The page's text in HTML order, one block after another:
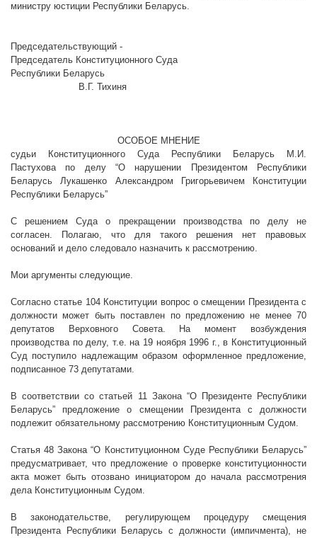
министру юстиции Республики Беларусь.
Председательствующий -
Председатель Конституционного Суда
Республики Беларусь
В.Г. Тихиня
ОСОБОЕ МНЕНИЕ
судьи Конституционного Суда Республики Беларусь М.И.
Пастухова по делу “О нарушении Президентом Республики
Беларусь Лукашенко Александром Григорьевичем Конституции
Республики Беларусь”
С решением Суда о прекращении производства по делу не
согласен. Полагаю, что для такого решения нет правовых
оснований и дело следовало назначить к рассмотрению.
Мои аргументы следующие.
Согласно статье 104 Конституции вопрос о смещении Президента с
должности может быть поставлен по предложению не менее 70
депутатов Верховного Совета. На момент возбуждения
производства по делу, т.е. на 19 ноября 1996 г., в Конституционный
Суд поступило надлежащим образом оформленное предложение,
подписанное 73 депутатами.
В соответствии со статьей 11 Закона “О Президенте Республики
Беларусь” предложение о смещении Президента с должности
подлежит обязательному рассмотрению Конституционным Судом.
Статья 48 Закона “О Конституционном Суде Республики Беларусь”
предусматривает, что предложение о проверке конституционности
акта может быть отозвано инициатором до начала рассмотрения
дела Конституционным Судом.
В законодательстве, регулирующем процедуру смещения
Президента Республики Беларусь с должности (импичмента), не